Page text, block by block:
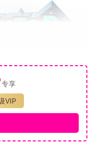
才能。你完全没必要
名邪恶的远古半神做一
所不能的魔君一起征
有的荣光。
专享
VIP